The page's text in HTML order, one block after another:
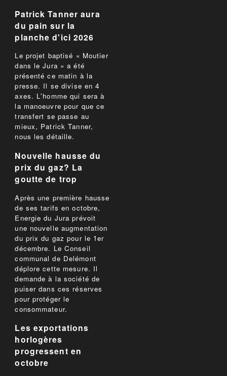
Patrick Tanner aura
du pain sur la
planche d'ici 2026
Le projet baptisé « Moutier
dans le Jura » a été
présenté ce matin à la
presse. Il se divise en 4
axes. L'homme qui sera à
la manoeuvre pour que ce
transfert se passe au
mieux, Patrick Tanner,
nous les détaille.
Nouvelle hausse du
prix du gaz? La
goutte de trop
Après une première hausse
de ses tarifs en octobre,
Energie du Jura prévoit
une nouvelle augmentation
du prix du gaz pour le 1er
décembre. Le Conseil
communal de Delémont
déplore cette mesure. Il
demande à la société de
puiser dans ces réserves
pour protéger le
consommateur.
Les exportations
horlogères
progressent en
octobre